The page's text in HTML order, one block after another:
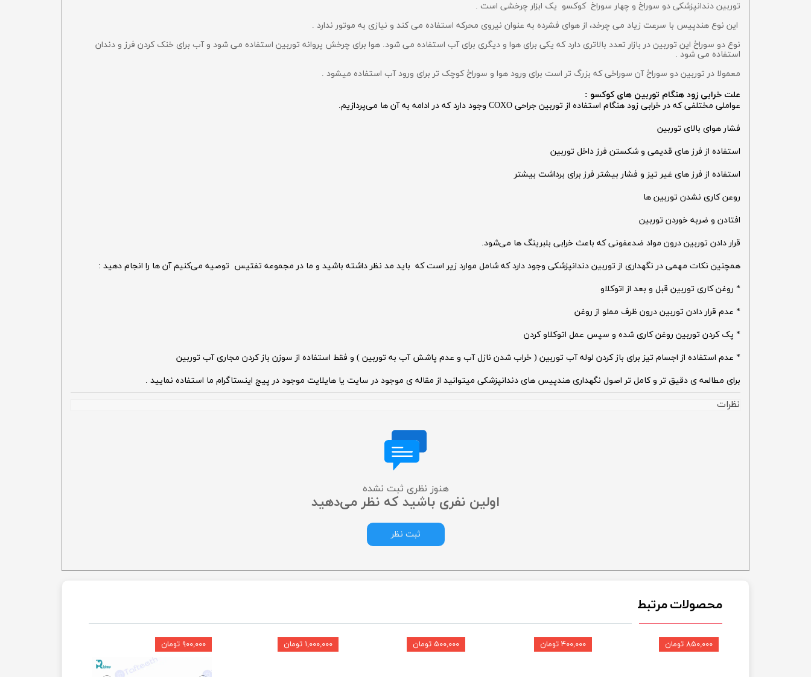
توربین دندانپزشکی دو سوراخ و چهار سوراخ کوکسو یک ابزار چرخشی است .
این نوع هندپیس با سرعت زیاد می چرخد، از هوای فشرده به عنوان نیروی محرکه استفاده می کند و نیازی به موتور ندارد .
نوع دو سوراخ این توربین در بازار تعدد بالاتری دارد که یکی برای هوا و دیگری برای آب استفاده می شود. هوا برای چرخش پروانه توربین استفاده می شود و آب برای خنک کردن فرز و دندان
استفاده می شود .
معمولا در توربین دو سوراخ آن سوراخی که بزرگ تر است برای ورود هوا و سوراخ کوچک تر برای ورود آب استفاده میشود .
علت خرابی زود هنگام توربین های کوکسو :
عواملی مختلفی که در خرابی زود هنگام استفاده از توربین جراحی COXO وجود دارد که در ادامه به آن ها می‌پردازیم.
فشار هوای بالای توربین
استفاده از فرز های قدیمی و شکستن فرز داخل توربین
استفاده از فرز های غیر تیز و فشار بیشتر فرز برای برداشت بیشتر
روعن کاری نشدن توربین ها
افتادن و ضربه خوردن توربین
قرار دادن توربین درون مواد ضدعفونی که باعث خرابی بلبرینگ ها می‌شود.
همچنین نکات مهمی در نگهداری از توربین دندانپزشکی وجود دارد که شامل موارد زیر است که باید مد نظر داشته باشید و ما در مجموعه تفتیس توصیه می‌کنیم آن ها را انجام دهید :
* روغن کاری توربین قبل و بعد از اتوکلاو
* عدم قرار دادن توربین درون ظرف مملو از روغن
* پک کردن توربین روغن کاری شده و سپس عمل اتوکلاو کردن
* عدم استفاده از اجسام تیز برای باز کردن لوله آب توربین ( خراب شدن نازل آب و عدم پاشش آب به توربین ) و فقط استفاده از سوزن باز کردن مجاری آب توربین
برای مطالعه ی دقیق تر و کامل تر اصول نگهداری هندپیس های دندانپزشکی میتوانید از مقاله ی موجود در سایت یا هایلایت موجود در پیج اینستاگرام ما استفاده نمایید .
نظرات
هنوز نظری ثبت نشده
اولین نفری باشید که نظر می‌دهید
ثبت نظر
محصولات مرتبط
۹۰۰,۰۰۰ تومان ۱,۰۰۰,۰۰۰ تومان ۵۰۰,۰۰۰ تومان ۴۰۰,۰۰۰ تومان ۸۵۰,۰۰۰ تومان